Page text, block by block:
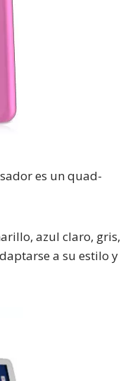
es un quad-
azul claro, gris,
a su estilo y